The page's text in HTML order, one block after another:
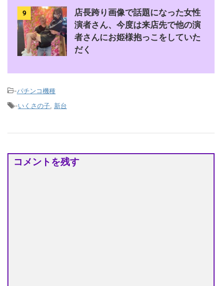
9
店長跨り画像で話題になった女性
演者さん、今度は来店先で他の演
者さんにお姫様抱っこをしていた
だく
-パチンコ機種
-いくさの子 新台
コメントを残す